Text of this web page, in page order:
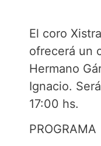
El coro
ofrecerá un
Hermano
Ignacio.
17:00 hs.
PROGRAMA